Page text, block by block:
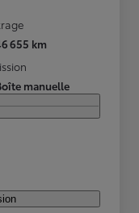
655 km
manuelle